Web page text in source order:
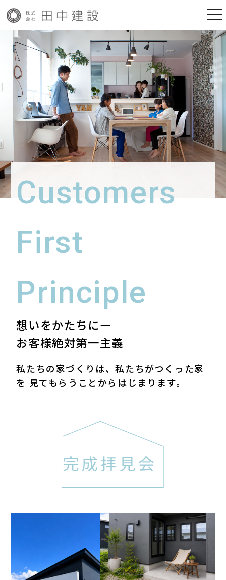
秋田県鹿角市の新築注文住宅なら田中建設 l 高気密高断熱の家
Customers
First
Principle
想いをかたちに―
お客様絶対第一主義
私たちの家づくりは、私たちがつくった家
を
見てもらうことからはじまります。